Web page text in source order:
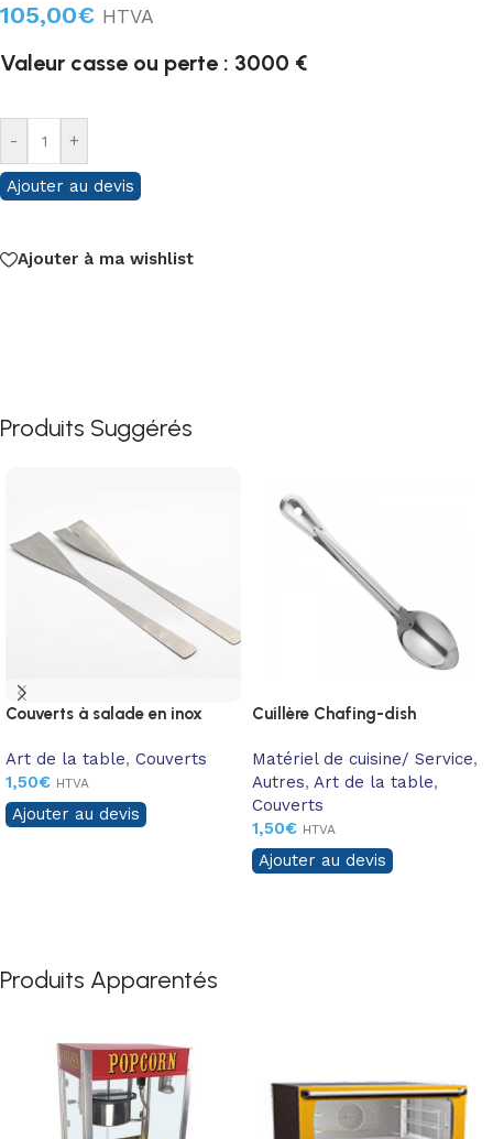
105,00€ HTVA
Valeur casse ou perte : 3000 €
- +
Ajouter au devis
Ajouter à ma wishlist
Produits Suggérés
Couverts à salade en inox
Art de la table, Couverts
1,50€ HTVA
Ajouter au devis
Cuillère Chafing-dish
Matériel de cuisine/ Service,
Autres, Art de la table,
Couverts
1,50€ HTVA
Ajouter au devis
Produits Apparentés